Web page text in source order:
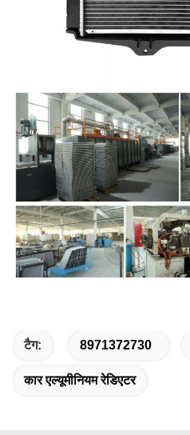
टैग: 8971372730
कार एल्यूमीनियम रेडिएटर